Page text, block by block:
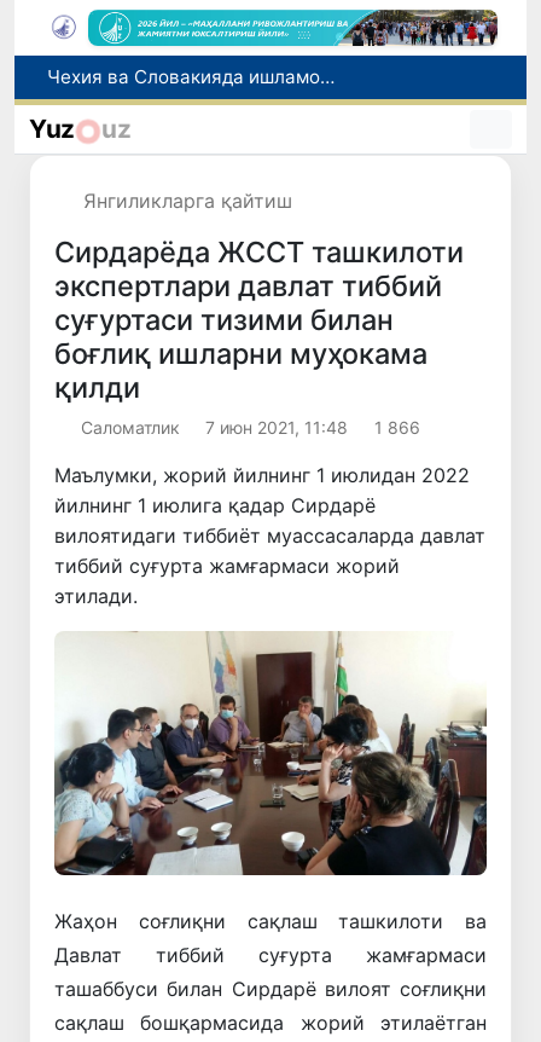
Боланинг фамилиясига отасининг исмини беришга рухсат берилади
Yuz uz
Янгиликларга қайтиш
Сирдарёда ЖССТ ташкилоти
экспертлари давлат тиббий
суғуртаси тизими билан
боғлиқ ишларни муҳокама
қилди
Саломатлик 7 июн 2021, 11:48 1 866
Маълумки, жорий йилнинг 1 июлидан 2022
йилнинг 1 июлига қадар Сирдарё
вилоятидаги тиббиёт муассасаларда давлат
тиббий суғурта жамғармаси жорий
этилади.
Жаҳон соғлиқни сақлаш ташкилоти ва
Давлат тиббий суғурта жамғармаси
ташаббуси билан Сирдарё вилоят соғлиқни
сақлаш бошқармасида жорий этилаётган